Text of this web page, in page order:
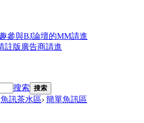
參與BJ論壇的MM請進
註版廣告商請進
搜索 搜索
魚訊茶水區› 簡單魚訊區